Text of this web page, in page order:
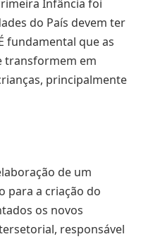
Infância foi
do País devem ter
fundamental que as
transformem em
principalmente
de um
para a criação do
os novos
responsável